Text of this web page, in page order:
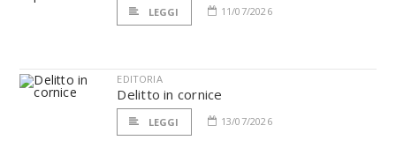
LEGGI 11/07/2026
EDITORIA
Delitto in cornice
LEGGI 13/07/2026